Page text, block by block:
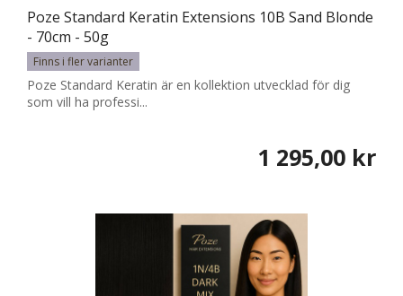
Poze Standard Keratin Extensions 10B Sand Blonde
- 70cm - 50g
Finns i fler varianter
Poze Standard Keratin är en kollektion utvecklad för dig
som vill ha professi...
1 295,00 kr